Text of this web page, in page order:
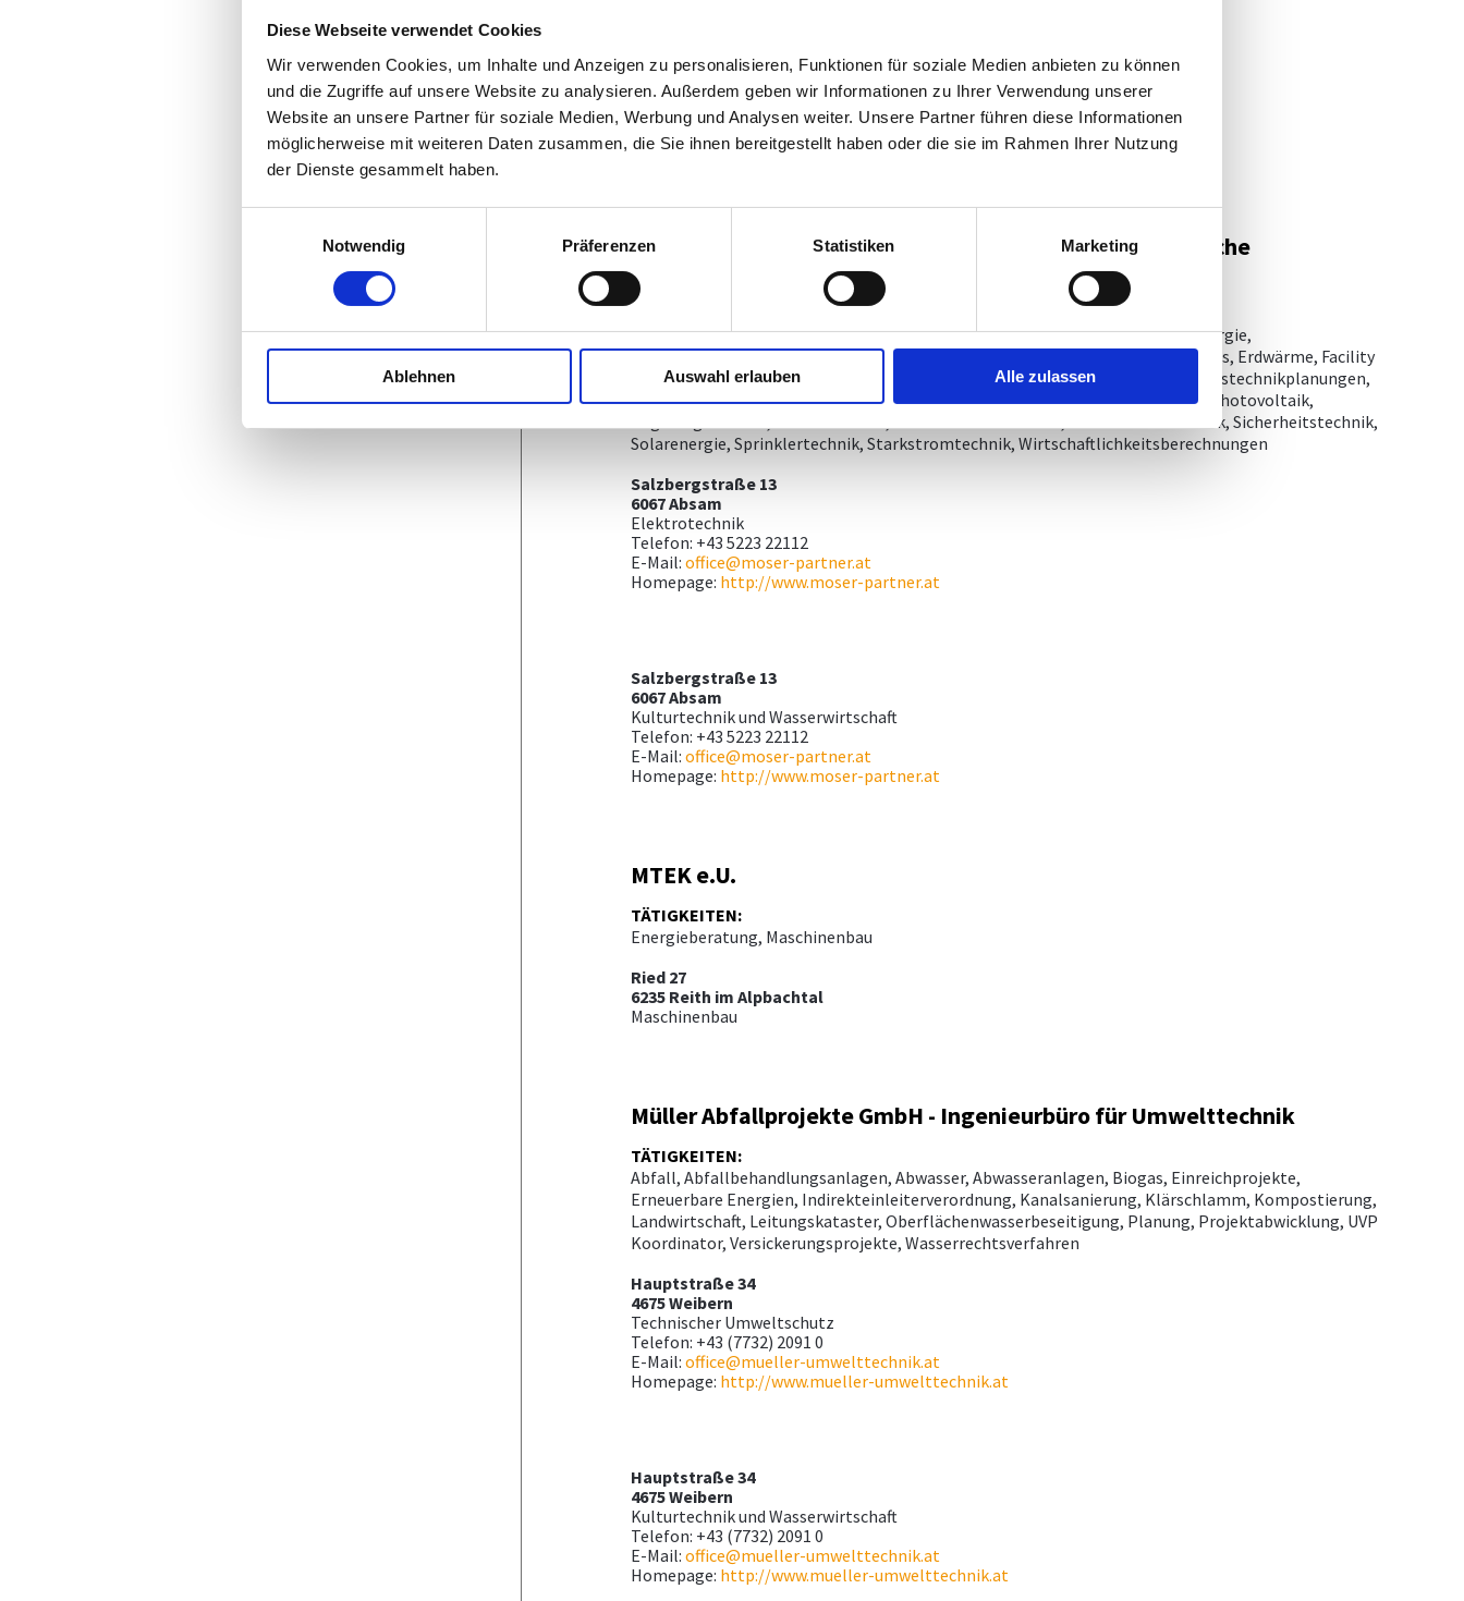
Diese Webseite verwendet Cookies
Wir verwenden Cookies, um Inhalte und Anzeigen zu personalisieren, Funktionen für soziale Medien anbieten zu können
und die Zugriffe auf unsere Website zu analysieren. Außerdem geben wir Informationen zu Ihrer Verwendung unserer
Website an unsere Partner für soziale Medien, Werbung und Analysen weiter. Unsere Partner führen diese Informationen
möglicherweise mit weiteren Daten zusammen, die Sie ihnen bereitgestellt haben oder die sie im Rahmen Ihrer Nutzung
der Dienste gesammelt haben.
Notwendig
Präferenzen Statistiken Marketing
Ablehnen Auswahl erlauben Alle zulassen
4203 Altenberg bei Linz
Installationstechnik
Mobil: +43 664 402 1335
E-Mail:office@mm-energysystems.at
Homepage:https://mm-energysystems.at
Moser & Partner Ingenieurbüro GmbH - Gebäudetechnische
Gesamtlösungen
Entwässerungen, Energie, Energieausweis, Installationstechnik, Alternativenergie,
Beleuchtungskonzepte, Brandschutzkonzepte, Elektroplanung, Energieausweis, Erdwärme, Facility
Management, Fördertechnik, Gebäudetechnik, Grundwasserförderanlagen, Haustechnikplanungen,
Kältetechnik, Lüftungstechnik, Netzwerktechnik, Oberflächenentwässerung, Photovoltaik,
Regelungstechnik, Sanitärtechnik, Schwachstromtechnik, Schwimmbadtechnik, Sicherheitstechnik,
Solarenergie, Sprinklertechnik, Starkstromtechnik, Wirtschaftlichkeitsberechnungen
Salzbergstraße 13
6067 Absam
Elektrotechnik
Telefon: +43 5223 22112
E-Mail:office@moser-partner.at
Homepage: http://www.moser-partner.at
Salzbergstraße 13
6067 Absam
Kulturtechnik und Wasserwirtschaft
Telefon: +43 5223 22112
E-Mail:office@moser-partner.at
Homepage: http://www.moser-partner.at
MTEK e.U.
TÄTIGKEITEN:
Energieberatung, Maschinenbau
Ried 27
6235 Reith im Alpbachtal
Maschinenbau
Müller Abfallprojekte GmbH - Ingenieurbüro für Umwelttechnik
TÄTIGKEITEN:
Abfall, Abfallbehandlungsanlagen, Abwasser, Abwasseranlagen, Biogas, Einreichprojekte,
Erneuerbare Energien, Indirekteinleiterverordnung, Kanalsanierung, Klärschlamm, Kompostierung,
Landwirtschaft, Leitungskataster, Oberflächenwasserbeseitigung, Planung, Projektabwicklung, UVP
Koordinator, Versickerungsprojekte, Wasserrechtsverfahren
Hauptstraße 34
4675 Weibern
Technischer Umweltschutz
Telefon: +43 (7732) 2091 0
E-Mail:office@mueller-umwelttechnik.at
Homepage: http://www.mueller-umwelttechnik.at
Hauptstraße 34
4675 Weibern
Kulturtechnik und Wasserwirtschaft
Telefon: +43 (7732) 2091 0
E-Mail:office@mueller-umwelttechnik.at
Homepage: http://www.mueller-umwelttechnik.at